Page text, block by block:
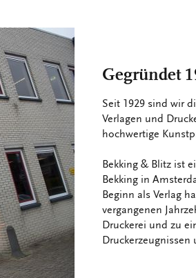
Gegründet
Seit 1929 sind wir
Verlagen und
hochwertige
Bekking & Blitz ist
Bekking in
Beginn als Verlag
vergangenen
Druckerei und zu